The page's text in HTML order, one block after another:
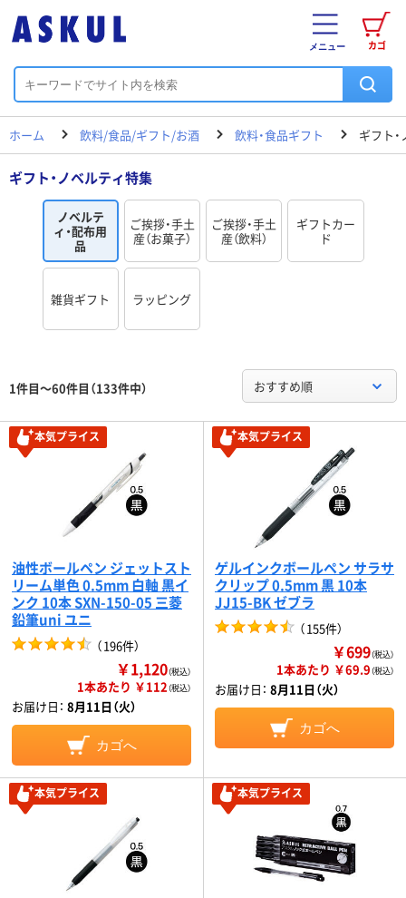
カゴ
メニュー
ホーム 飲料/食品/ギフト/お酒 飲料・食品ギフト ギフト
ギフト・ノベルティ特集
ノベルテ
ィ・配布用
品
ご挨拶・手土
産（お菓子）
ご挨拶・手土
産（飲料）
ギフトカー
ド
雑貨ギフト ラッピング
1件目～60件目（133件中） おすすめ順
本気プライス
油性ボールペン ジェットスト
リーム単色 0.5mm 白軸 黒イ
ンク 10本 SXN-150-05 三菱
鉛筆uni ユニ
（196件）
￥1,120（税込）
1本あたり ￥112（税込）
お届け日： 8月11日（火）
カゴへ
本気プライス
ゲルインクボールペン サラサ
クリップ 0.5mm 黒 10本
JJ15-BK ゼブラ
（155件）
￥699（税込）
1本あたり ￥69.9（税込）
お届け日： 8月11日（火）
カゴへ
本気プライス 本気プライス